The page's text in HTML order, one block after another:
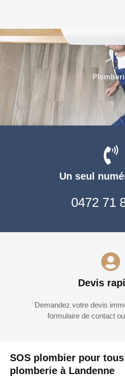
SOS plombier pour
plomberie à Landenne
Un seul
0472 71
Devis
Demandez votre devis
formulaire de contact